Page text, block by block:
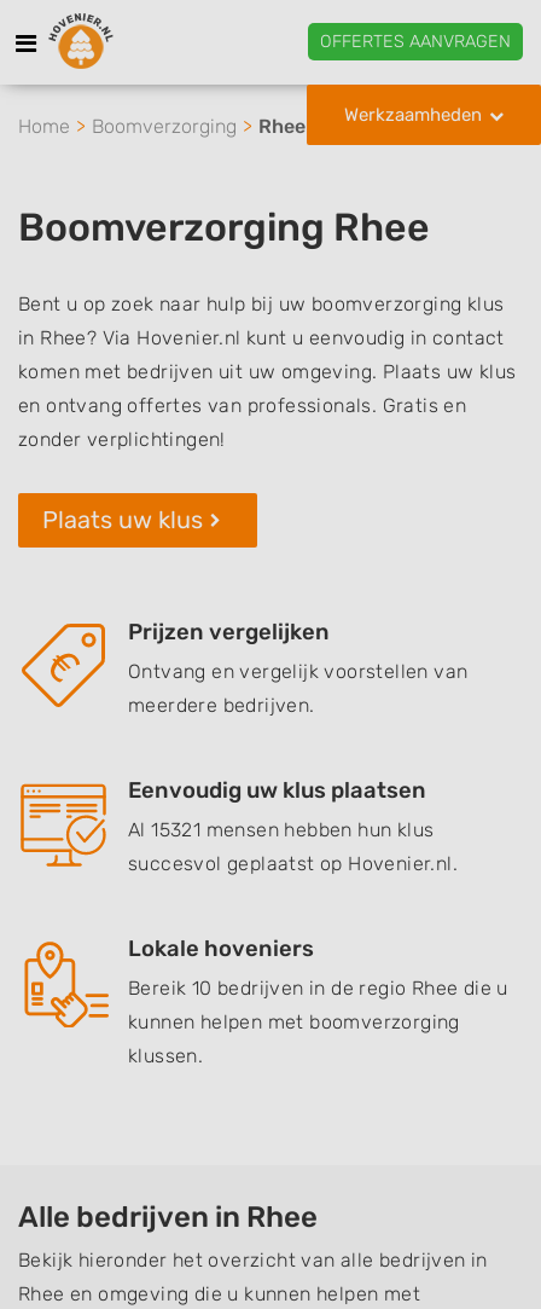
OFFERTES AANVRAGEN
Werkzaamheden
Home Boomverzorging Rhee
Boomverzorging Rhee
Bent u op zoek naar hulp bij uw boomverzorging klus
in Rhee? Via Hovenier.nl kunt u eenvoudig in contact
komen met bedrijven uit uw omgeving. Plaats uw klus
en ontvang offertes van professionals. Gratis en
zonder verplichtingen!
Plaats uw klus
Prijzen vergelijken
Ontvang en vergelijk voorstellen van
meerdere bedrijven.
Eenvoudig uw klus plaatsen
Al 15321 mensen hebben hun klus
succesvol geplaatst op Hovenier.nl.
Lokale hoveniers
Bereik 10 bedrijven in de regio Rhee die u
kunnen helpen met boomverzorging
klussen.
Alle bedrijven in Rhee
Bekijk hieronder het overzicht van alle bedrijven in
Rhee en omgeving die u kunnen helpen met